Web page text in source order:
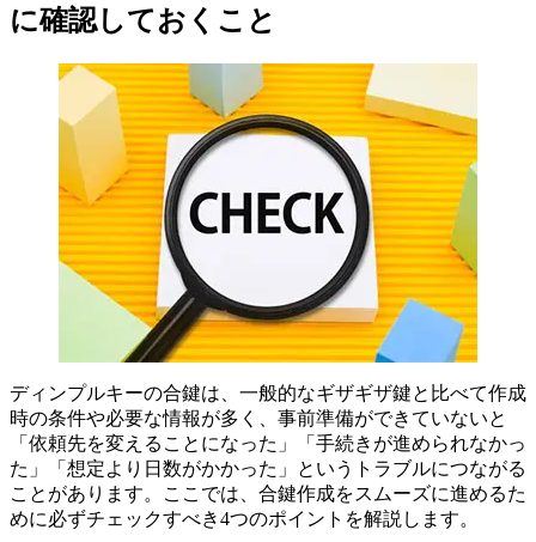
に確認しておくこと
ディンプルキーの合鍵は、一般的なギザギザ鍵と比べて作成
時の条件や必要な情報が多く、事前準備ができていないと
「依頼先を変えることになった」「手続きが進められなかっ
た」「想定より日数がかかった」というトラブルにつながる
ことがあります。ここでは、合鍵作成をスムーズに進めるた
めに必ずチェックすべき4つのポイントを解説します。